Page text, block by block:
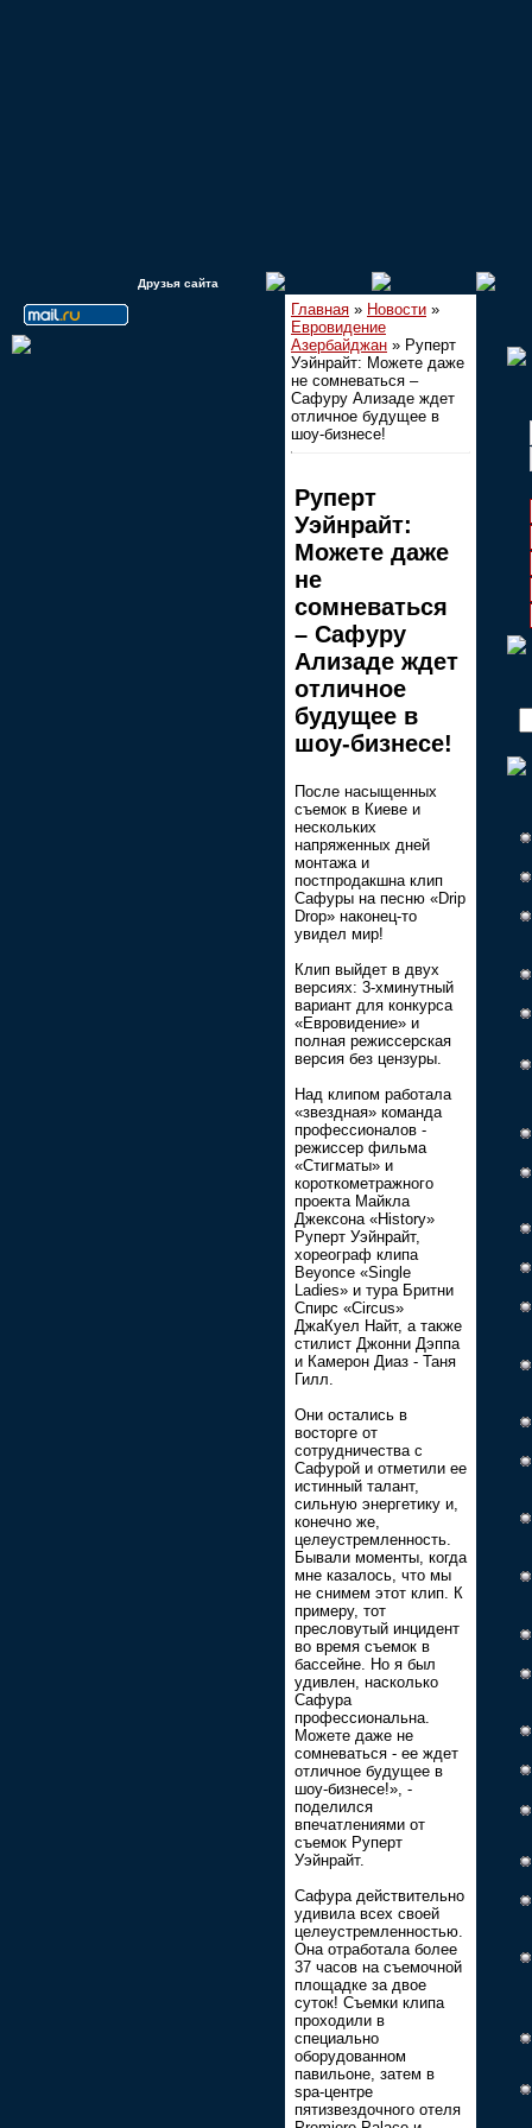
Друзья сайта
Главная » Новости »
Евровидение
Азербайджан » Руперт
Уэйнрайт: Можете даже
не сомневаться –
Сафуру Ализаде ждет
отличное будущее в
шоу-бизнесе!
Руперт
Уэйнрайт:
Можете даже
не
сомневаться
– Сафуру
Ализаде ждет
отличное
будущее в
шоу-бизнесе!
После насыщенных
съемок в Киеве и
нескольких
напряженных дней
монтажа и
постпродакшна клип
Сафуры на песню «Drip
Drop» наконец-то
увидел мир!
Клип выйдет в двух
версиях: 3-хминутный
вариант для конкурса
«Евровидение» и
полная режиссерская
версия без цензуры.
Над клипом работала
«звездная» команда
профессионалов -
режиссер фильма
«Стигматы» и
короткометражного
проекта Майкла
Джексона «History»
Руперт Уэйнрайт,
хореограф клипа
Beyonce «Single
Ladies» и тура Бритни
Спирс «Circus»
ДжаКуел Найт, а также
стилист Джонни Дэппа
и Камерон Диаз - Таня
Гилл.
Они остались в
восторге от
сотрудничества с
Сафурой и отметили ее
истинный талант,
сильную энергетику и,
конечно же,
целеустремленность.
Бывали моменты, когда
мне казалось, что мы
не снимем этот клип. К
примеру, тот
пресловутый инцидент
во время съемок в
бассейне. Но я был
удивлен, насколько
Сафура
профессиональна.
Можете даже не
сомневаться - ее ждет
отличное будущее в
шоу-бизнесе!», -
поделился
впечатлениями от
съемок Руперт
Уэйнрайт.
Сафура действительно
удивила всех своей
целеустремленностью.
Она отработала более
37 часов на съемочной
площадке за двое
суток! Съемки клипа
проходили в
специально
оборудованном
павильоне, затем в
spa-центре
пятизвездочного отеля